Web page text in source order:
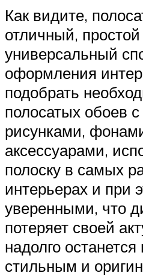
Как видите,
отличный,
универсальный
оформления
подобрать
полосатых обоев
рисунками,
аксессуарами,
полоску в самых
интерьерах и при
уверенными, что
потеряет своей
надолго
стильным и